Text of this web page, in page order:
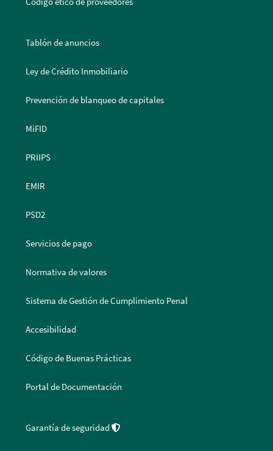
Tablón de anuncios
Ley de Crédito Inmobiliario
Prevención de blanqueo de capitales
MiFID
PRIIPS
EMIR
PSD2
Servicios de pago
Normativa de valores
Sistema de Gestión de Cumplimiento Penal
Accesibilidad
Código de Buenas Prácticas
Portal de Documentación
Garantía de seguridad